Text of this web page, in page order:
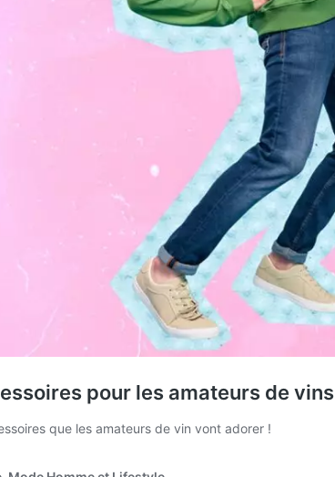
pour les amateurs de vins
que les amateurs de vin vont adorer !